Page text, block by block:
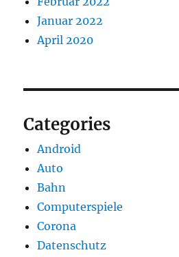
Januar 2022
April 2020
Categories
Android
Auto
Bahn
Computerspiele
Corona
Datenschutz